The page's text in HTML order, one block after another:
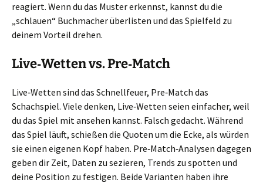
reagiert. Wenn du das Muster erkennst, kannst du die
„schlauen“ Buchmacher überlisten und das Spielfeld zu
deinem Vorteil drehen.
Live‑Wetten vs. Pre‑Match
Live‑Wetten sind das Schnellfeuer, Pre‑Match das
Schachspiel. Viele denken, Live‑Wetten seien einfacher, weil
du das Spiel mit ansehen kannst. Falsch gedacht. Während
das Spiel läuft, schießen die Quoten um die Ecke, als würden
sie einen eigenen Kopf haben. Pre‑Match‑Analysen dagegen
geben dir Zeit, Daten zu sezieren, Trends zu spotten und
deine Position zu festigen. Beide Varianten haben ihre